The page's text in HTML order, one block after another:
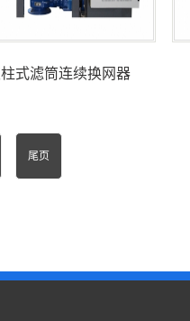
式滤筒连续换网器
尾页